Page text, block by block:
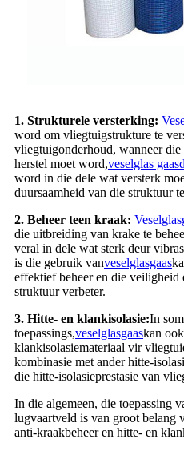
1. Strukturele versterking:
word om vliegtuigstrukture te
vliegtuigonderhoud, wanneer
herstel moet word,veselglas
word in die dele wat versterk
duursaamheid van die struktuur
2. Beheer teen kraak:
die uitbreiding van krake te
veral in dele wat sterk deur
is die gebruik vanveselglasgaas
effektief beheer en die veiligheid
struktuur verbeter.
3. Hitte- en klankisolasie:In
toepassings,veselglasgaaskan
klankisolasiemateriaal vir
kombinasie met ander hitte-
die hitte-isolasieprestasie van
In die algemeen, die toepassing
lugvaartveld is van groot belang
anti-kraakbeheer en hitte- en